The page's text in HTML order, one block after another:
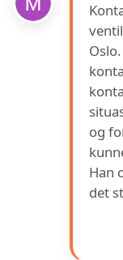
og
Han
det